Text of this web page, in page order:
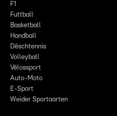
F1
Futtball
Basketball
Handball
Dëschtennis
Volleyball
Vëlossport
Auto-Moto
E-Sport
Weider Sportaarten